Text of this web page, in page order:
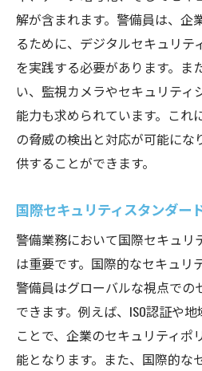
解が含まれます。警備員は、企
るために、デジタルセキュリテ
を実践する必要があります。ま
い、監視カメラやセキュリティ
能力も求められています。これ
の脅威の検出と対応が可能にな
供することができます。
国際セキュリティスタンダー
警備業務において国際セキュリ
は重要です。国際的なセキュリ
警備員はグローバルな視点での
できます。例えば、ISO認証や
ことで、企業のセキュリティポ
能となります。また、国際的な